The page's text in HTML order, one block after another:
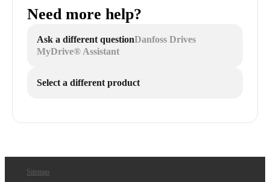
Need more help?
Ask a different questionDanfoss Drives
MyDrive® Assistant
Select a different product
Sitemap